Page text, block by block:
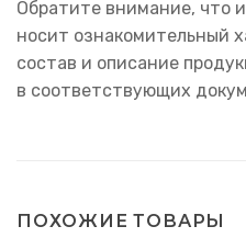
Обратите внимание, что
носит ознакомительный
состав и описание
в соответствующих
ПОХОЖИЕ ТОВАРЫ